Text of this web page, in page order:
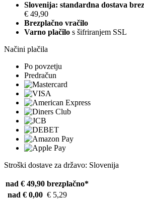
Slovenija: standardna dostava
€ 49,90
Brezplačno vračilo
Varno plačilo s šifriranjem SSL
Načini plačila
Po povzetju
Predračun
Stroški dostave za državo: Slovenija
nad € 49,90 brezplačno*
nad € 0,00 € 5,29